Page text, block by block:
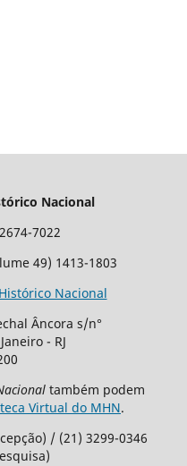
Nacional
7022
49) 1413-1803
Nacional
Âncora s/n°
- RJ
também podem
Virtual do MHN.
/ (21) 3299-0346